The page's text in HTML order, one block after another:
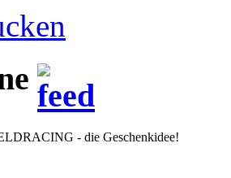
- die Geschenkidee!